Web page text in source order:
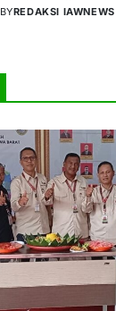
BYREDAKSI IAWNEWS